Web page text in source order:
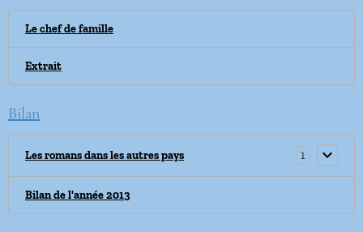
Le chef de famille
Extrait
Bilan
Les romans dans les autres pays 1
Bilan de l'année 2013